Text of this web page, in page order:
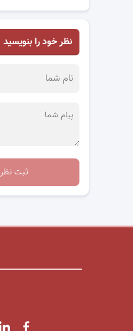
نظر خود را بنویسید
ثبت نظر